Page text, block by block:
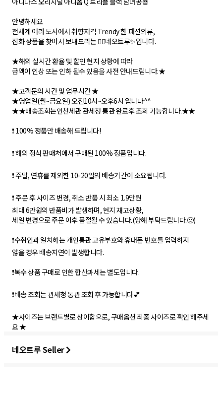
안녕하세요
전세계 여러 도시에서 취향저격 Trendy 한 패션의류,
잡화 상품을 찾아서 보내드리는 🙇‍♂네오트루✨입니다.
★해외 실시간 환율 및 할인 현지 상황에 따라
금액이 인상 또는 인하 될수 있음을 사전 안내드립니다.★
★고객문의 시간 및 업무시간 ★
★영업일(월~금요일) 오전10시~오후6시 입니다^^
★★배송조회는인천세관 관세청 통관 완료후 조회 가능합니다.★★
❗ 100% 정품만 배송해 드립니다!
❗ 해외 정식 판매처에서 구매된 100% 정품입니다.
❗ 주말, 연휴를 제외한 10-20일의 배송기간이 소요됩니다.
❗ 주문 후 사이즈 변경, 취소 반품 시 최소 1.9만원
최대 6만원의 반품비가 발생하며, 현지 재고상황,
세일 변경으로 주문 이후 품절될 수 있습니다.(양해 부탁드립니다.🙂)
❗수취인과 일치하는 개인통관 고유부호와 휴대폰 번호를 입력하지
않을 경우 배송지연이 발생합니다.
❗복수 상품 구매로 인한 합산과세는 별도입니다.
❗배송 조회는 관세청 통관 조회 후 가능합니다💕
★사이즈는 브랜드별로 상이함으로, 구매옵션 최종 사이즈로 확인 해주세
요 ★
네오트루 Seller